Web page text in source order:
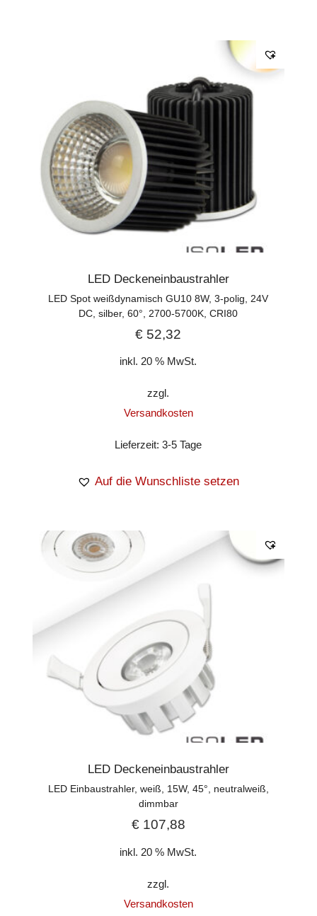
LED Deckeneinbaustrahler
LED Spot weißdynamisch GU10 8W, 3-polig, 24V
DC, silber, 60°, 2700-5700K, CRI80
€ 52,32
inkl. 20 % MwSt.
zzgl.
Versandkosten
Lieferzeit:3-5 Tage
Auf die Wunschliste setzen
LED Deckeneinbaustrahler
LED Einbaustrahler, weiß, 15W, 45°, neutralweiß,
dimmbar
€107,88
inkl. 20 % MwSt.
zzgl.
Versandkosten